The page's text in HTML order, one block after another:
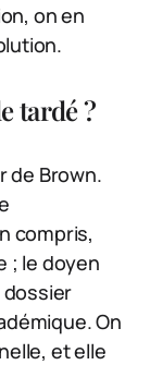
on en
tardé ?
de Brown.
compris,
; le doyen
dossier
On
et elle